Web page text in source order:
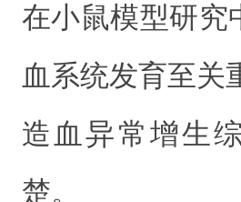
在小鼠模型研究
血系统发育至关
造血异常增生
楚。